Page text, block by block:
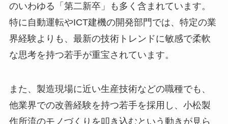
のいわゆる「第二新卒」も多く含まれています。
特に自動運転やICT建機の開発部門では、特定の業
界経験よりも、最新の技術トレンドに敏感で柔軟
な思考を持つ若手が重宝されています。
また、製造現場に近い生産技術などの職種でも、
他業界での改善経験を持つ若手を採用し、小松製
作所流のモノづくりを叩き込むという動きが見ら